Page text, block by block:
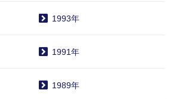
1993年
1991年
1989年